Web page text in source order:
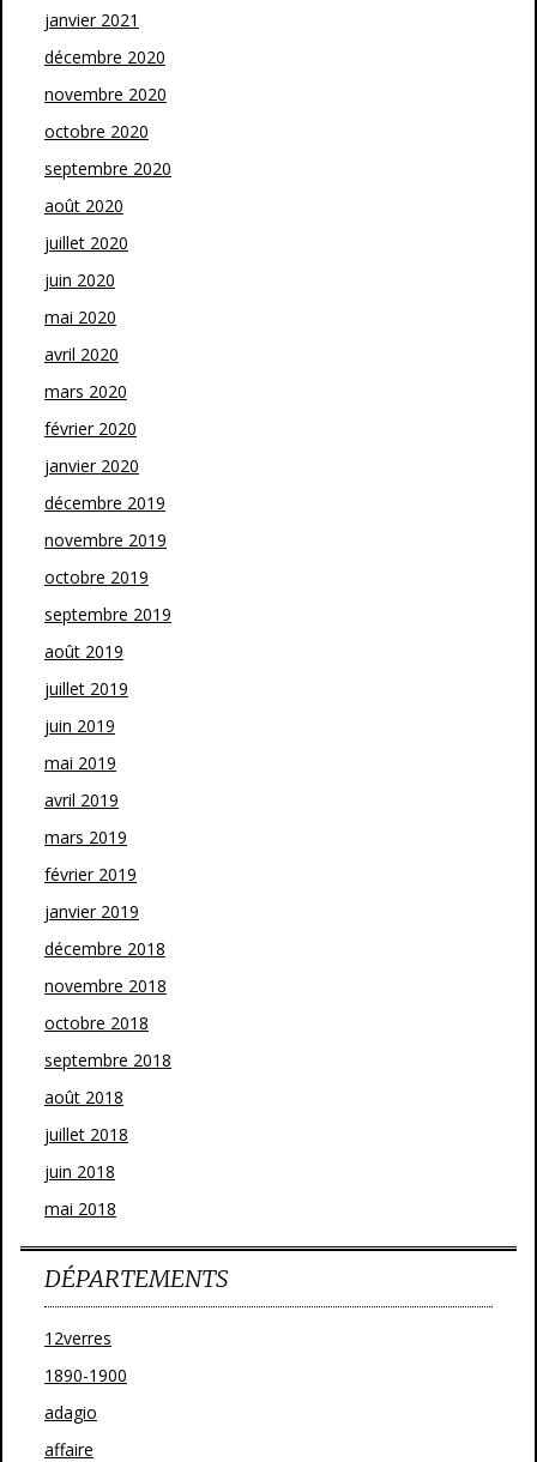
janvier 2021
décembre 2020
novembre 2020
octobre 2020
septembre 2020
août 2020
juillet 2020
juin 2020
mai 2020
avril 2020
mars 2020
février 2020
janvier 2020
décembre 2019
novembre 2019
octobre 2019
septembre 2019
août 2019
juillet 2019
juin 2019
mai 2019
avril 2019
mars 2019
février 2019
janvier 2019
décembre 2018
novembre 2018
octobre 2018
septembre 2018
août 2018
juillet 2018
juin 2018
mai 2018
DÉPARTEMENTS
12verres
1890-1900
adagio
affaire